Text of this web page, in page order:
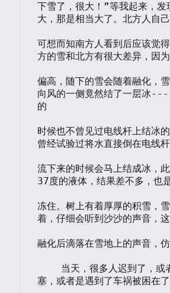
下雪了，很大！”等我起来，发
大，那是相当大了。北方人自己
可想而知南方人看到后应该觉
方的雪和北方有很大差异，因
偏高，随下的雪会随着融化，
向风的一侧竟然结了一层冰
的
时候也不曾见过电线杆上结冰
曾经试验过将水直接倒在电线
流下来的时候会马上结成冰，
37度的液体，结果差不多，也
冻住。树上有着厚厚的积雪，
着，仔细会听到沙沙的声音，
融化后滴落在雪地上的声音，仿
塞，或者是遇到了车祸被困在了